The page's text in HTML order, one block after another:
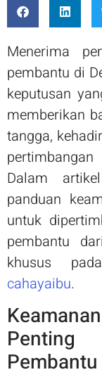
Menerima
pembantu di
keputusan
memberikan
tangga,
Dalam
panduan
untuk
pembantu
khusus
cahayaibu.
Pembantu